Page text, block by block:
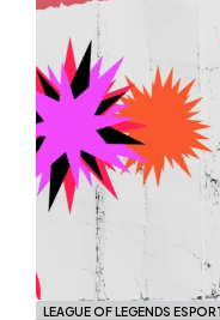
LEAGUE OF LEGENDS